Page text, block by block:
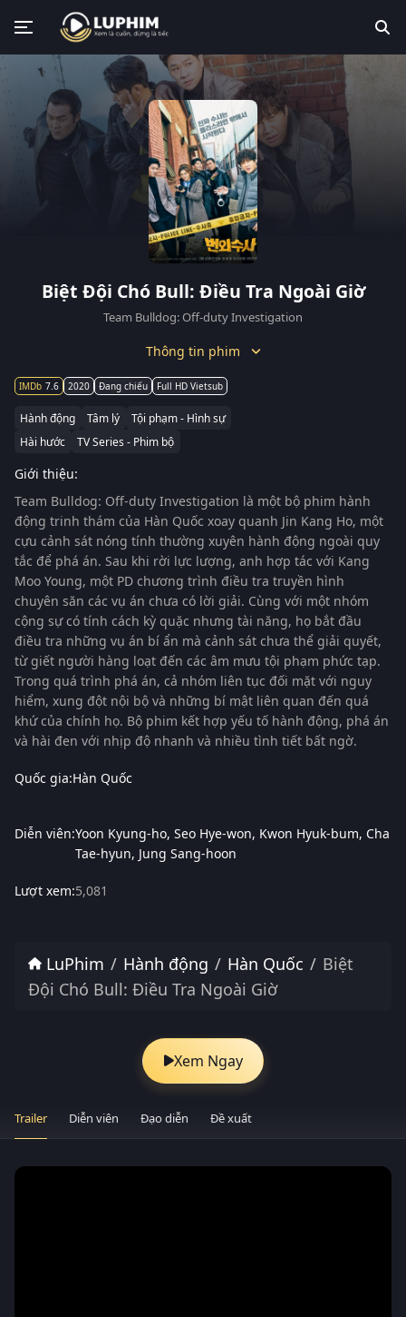
Biệt Đội Chó Bull: Điều Tra Ngoài Giờ
Team Bulldog: Off-duty Investigation
Thông tin phim
7.6 2020 Đang chiếu Full HD Vietsub
Hành động Tâm lý
Tội phạm - Hình sự
Hài hước
TV Series - Phim bộ
Giới thiệu:
Team Bulldog: Off-duty Investigation là một bộ phim hành
động trinh thám của Hàn Quốc xoay quanh Jin Kang Ho, một
cựu cảnh sát nóng tính thường xuyên hành động ngoài quy
tắc để phá án. Sau khi rời lực lượng, anh hợp tác với Kang
Moo Young, một PD chương trình điều tra truyền hình
chuyên săn các vụ án chưa có lời giải. Cùng với một nhóm
cộng sự có tính cách kỳ quặc nhưng tài năng, họ bắt đầu
điều tra những vụ án bí ẩn mà cảnh sát chưa thể giải quyết,
từ giết người hàng loạt đến các âm mưu tội phạm phức tạp.
Trong quá trình phá án, cả nhóm liên tục đối mặt với nguy
hiểm, xung đột nội bộ và những bí mật liên quan đến quá
khứ của chính họ. Bộ phim kết hợp yếu tố hành động, phá án
và hài đen với nhịp độ nhanh và nhiều tình tiết bất ngờ.
Quốc gia:Hàn Quốc
Diễn viên:Yoon Kyung-ho Seo Hye-won Kwon Hyuk-bum Cha
Tae-hyun Jung Sang-hoon
Lượt xem:5,081
LuPhim Hành động Hàn Quốc
Biệt
Đội Chó Bull: Điều Tra Ngoài Giờ
Xem Ngay
Trailer Diễn viên Đạo diễn Đề xuất